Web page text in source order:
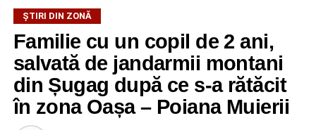
La ediția din acest an au participat peste 200 de cadre
didactice din întreaga țară. Printre participanți s-au aflat
profesori debutanți, profesori cu experiență, inspectori
școlari, directori de școli, consilieri școlari, educatori și
învățători, reprezentând aproape toate disciplinele din
sistemul de învățământ.
Participare, consens și asumare în școală
ȘTIRI DIN ZONĂ
Familie cu un copil de 2 ani,
salvată de jandarmii montani
din Șugag după ce s-a rătăcit
în zona Oașa – Poiana Muierii